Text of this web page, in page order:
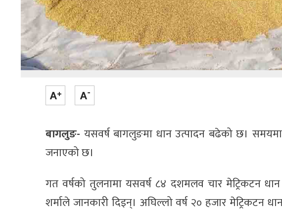
बागलुङ- यसवर्ष बागलुङमा धान उत्पादन बढेको छ। समयमा
जनाएको छ।
गत वर्षको तुलनामा यसवर्ष ८४ दशमलव चार मेट्रिकटन धान
शर्माले जानकारी दिइन्। अघिल्लो वर्ष २० हजार मेट्रिकटन